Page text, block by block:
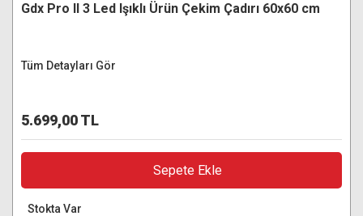
Gdx Pro II 3 Led Işıklı Ürün Çekim Çadırı 60x60 cm
Tüm Detayları Gör
5.699,00 TL
Sepete Ekle
Stokta Var